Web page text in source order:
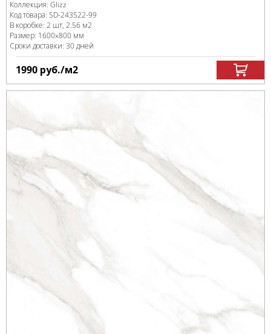
Коллекция: Glizz
Код товара: SD-243522-99
В коробке: 2 шт, 2.56 м2
Размер: 1600x800 мм
Сроки доставки: 30 дней
1990 руб./м2